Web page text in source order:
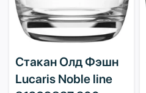
Стакан Олд Фэшн
Lucaris Noble line